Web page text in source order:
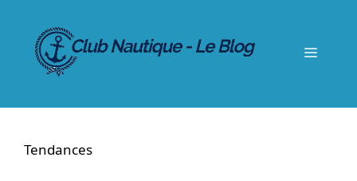
contenu
Menu
Tendances